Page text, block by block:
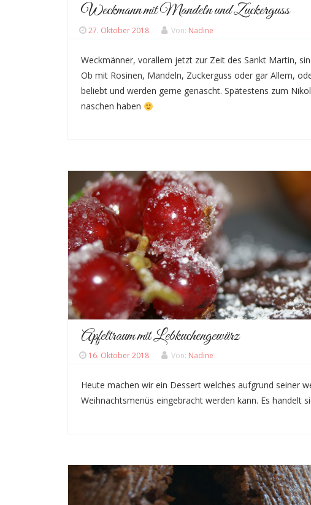
Weckmann mit Mandeln und Zuckerguss
27. Oktober 2018 Von: Nadine
Weckmänner, vorallem jetzt zur Zeit des Sankt Martin,
Ob mit Rosinen, Mandeln, Zuckerguss oder gar Allem,
beliebt und werden gerne genascht. Spätestens zum
naschen haben
Apfeltraum mit Lebkuchengewürz
16. Oktober 2018 Von: Nadine
Heute machen wir ein Dessert welches aufgrund seiner
Weihnachtsmenüs eingebracht werden kann. Es handelt